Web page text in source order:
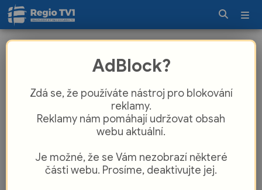
budou moci vyměnit oblečení i knihy
AdBlock?
Zdá se, že používáte nástroj pro blokování
reklamy.
Reklamy nám pomáhají udržovat obsah
webu aktuální.
Je možné, že se Vám nezobrazí některé
části webu. Prosíme, deaktivujte jej.